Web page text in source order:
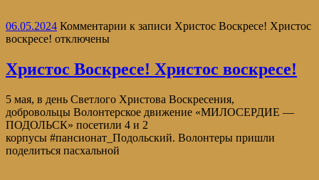
06.05.2024 Комментарии к записи Христос Воскресе! Христос
воскресе! отключены
Христос Воскресе! Христос воскресе!
5 мая, в день Светлого Христова Воскресения,
добровольцы Волонтерское движение «МИЛОСЕРДИЕ —
ПОДОЛЬСК» посетили 4 и 2
корпусы #пансионат_Подольский. Волонтеры пришли
поделиться пасхальной